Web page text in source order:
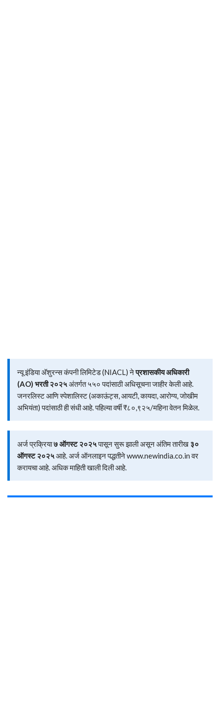
न्यू इंडिया अ‍ॅशुरन्स कंपनी लिमिटेड (NIACL) नेप्रशासकीय अधिकारी
(AO) भरती २०२५अंतर्गत ५५० पदांसाठी अधिसूचना जाहीर केली आहे.
जनरलिस्ट आणि स्पेशालिस्ट (अकाऊंट्स, आयटी, कायदा, आरोग्य, जोखीम
अभियंता) पदांसाठी ही संधी आहे. पहिल्या वर्षी ₹८०,९२५/महिना वेतन मिळेल.
अर्ज प्रक्रिया७ ऑगस्ट २०२५पासून सुरू झाली असून अंतिम तारीख ३०
ऑगस्ट २०२५आहे. अर्ज ऑनलाइन पद्धतीने www.newindia.co.in वर
करायचा आहे. अधिक माहिती खाली दिली आहे.